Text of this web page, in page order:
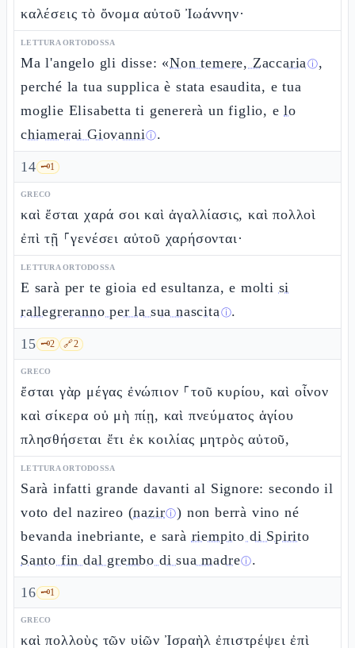
καλέσεις τὸ ὄνομα αὐτοῦ Ἰωάννην·
LETTURA ORTODOSSA
Ma l'angelo gli disse: «Non temere, Zaccariaⓘ,
perché la tua supplica è stata esaudita, e tua
moglie Elisabetta ti genererà un figlio, elo
chiamerai Giovanniⓘ.
14 🗝️1
GRECO
καὶ ἔσται χαρά σοι καὶ ἀγαλλίασις, καὶ πολλοὶ
ἐπὶ τῇ ⸀γενέσει αὐτοῦ χαρήσονται·
LETTURA ORTODOSSA
E sarà per te gioia ed esultanza, e molti si
rallegreranno per la sua nascitaⓘ.
15 🗝️2 🔗2
GRECO
ἔσται γὰρ μέγας ἐνώπιον ⸀τοῦ κυρίου, καὶ οἶνον
καὶ σίκερα οὐ μὴ πίῃ, καὶ πνεύματος ἁγίου
πλησθήσεται ἔτι ἐκ κοιλίας μητρὸς αὐτοῦ,
LETTURA ORTODOSSA
Sarà infatti grande davanti al Signore: secondo il
voto del nazireo (nazirⓘ) non berrà vino né
bevanda inebriante, e sarà riempito di Spirito
Santo fin dal grembo di sua madreⓘ.
16 🗝️1
GRECO
καὶ πολλοὺς τῶν υἱῶν Ἰσραὴλ ἐπιστρέψει ἐπὶ